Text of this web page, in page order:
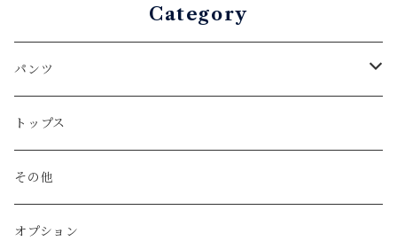
Category
パンツ
ロングパンツ
スリム（全体的に細い形）
テーパード（膝から裾にかけて細くなる形）
ショートパンツ
Denim
トップス
その他
オプション